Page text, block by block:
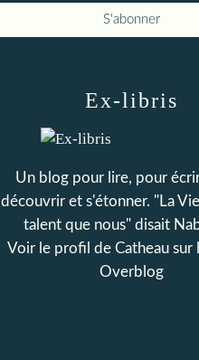
Ex-libris
Un blog pour lire, pour
découvrir et s'étonner. "La
talent que nous" disait
Voir le profil de Catheau sur
Overblog